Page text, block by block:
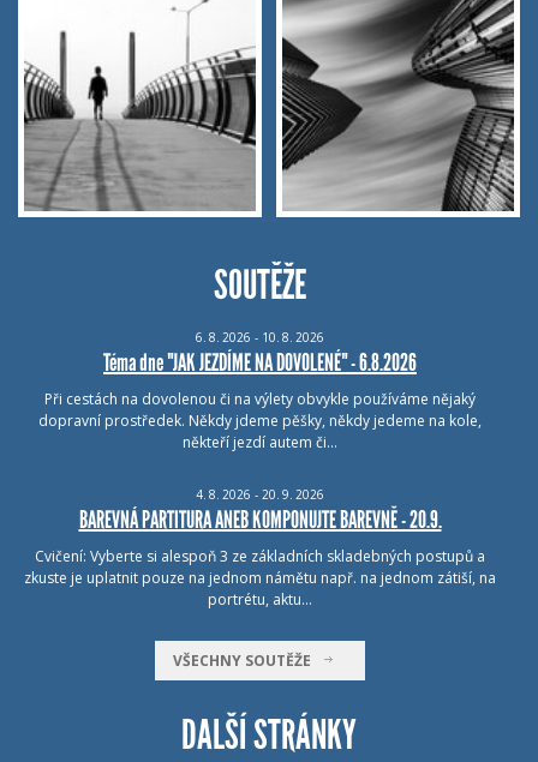
SOUTĚŽE
6. 8. 2026 - 10. 8. 2026
Téma dne "JAK JEZDÍME NA DOVOLENÉ" - 6.8.2026
Při cestách na dovolenou či na výlety obvykle používáme nějaký
dopravní prostředek. Někdy jdeme pěšky, někdy jedeme na kole,
někteří jezdí autem či…
4. 8. 2026 - 20. 9. 2026
BAREVNÁ PARTITURA ANEB KOMPONUJTE BAREVNĚ - 20.9.
Cvičení: Vyberte si alespoň 3 ze základních skladebných postupů a
zkuste je uplatnit pouze na jednom námětu např. na jednom zátiší, na
portrétu, aktu…
VŠECHNY SOUTĚŽE
DALŠÍ STRÁNKY